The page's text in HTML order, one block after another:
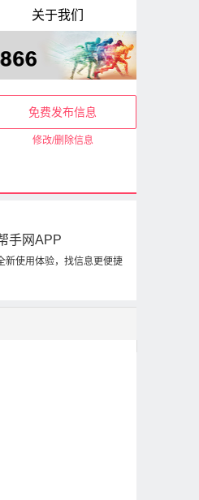
关于我们
免费发布信息
修改/删除信息
手网APP
新使用体验，找信息更便捷